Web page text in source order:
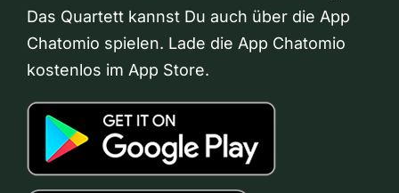
Das Quartett kannst Du auch über die App
Chatomio spielen. Lade die App Chatomio
kostenlos im App Store.